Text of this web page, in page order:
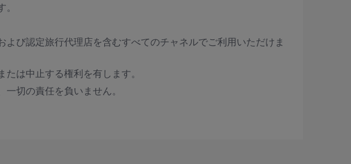
び認定旅行代理店を含むすべてのチャネルでご利用いただけま
は中止する権利を有します。
切の責任を負いません。